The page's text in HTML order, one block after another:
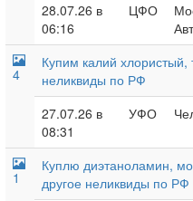
28.07.26 в
06:16
ЦФО
4
Купим калий хлористый,
неликвиды по РФ
27.07.26 в
08:31
УФО
1
Куплю диэтаноламин,
другое неликвиды по РФ